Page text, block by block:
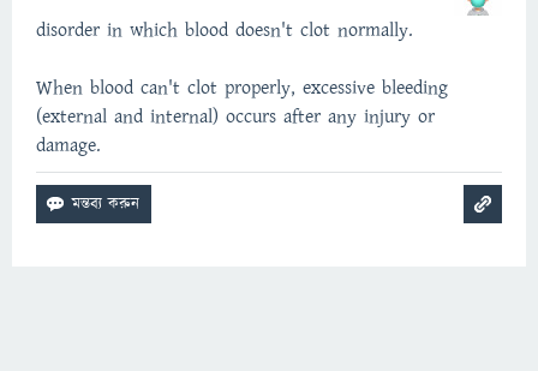
disorder in which blood doesn't clot normally.
When blood can't clot properly, excessive bleeding
(external and internal) occurs after any injury or
damage.